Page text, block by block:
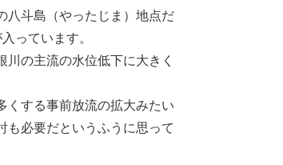
八斗島（やったじま）地点だ
っています。
の主流の水位低下に大きく
する事前放流の拡大みたい
も必要だというふうに思って